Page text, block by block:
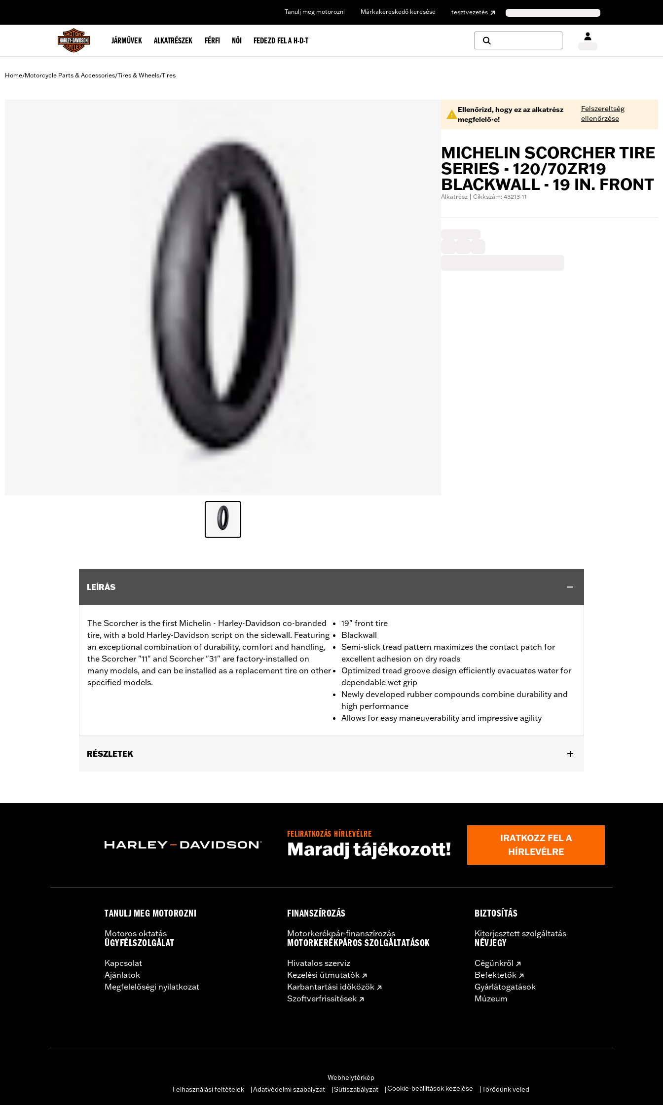
Tanulj meg motorozni Márkakereskedő keresése tesztvezetés
JÁRMŰVEK ALKATRÉSZEK FÉRFI NŐI FEDEZD FEL A H-D-T
Home/Motorcycle Parts & Accessories/Tires & Wheels/Tires
Ellenőrizd, hogy ez az alkatrész
megfelelő-e!
Felszereltség
ellenőrzése
MICHELIN SCORCHER TIRE
SERIES - 120/70ZR19
BLACKWALL - 19 IN. FRONT
Alkatrész | Cikkszám: 43213-11
LEÍRÁS
The Scorcher is the first Michelin - Harley-Davidson co-branded
tire, with a bold Harley-Davidson script on the sidewall. Featuring
an exceptional combination of durability, comfort and handling,
the Scorcher "11" and Scorcher "31" are factory-installed on
many models, and can be installed as a replacement tire on other
specified models.
19" front tire
Blackwall
Semi-slick tread pattern maximizes the contact patch for
excellent adhesion on dry roads
Optimized tread groove design efficiently evacuates water for
dependable wet grip
Newly developed rubber compounds combine durability and
high performance
Allows for easy maneuverability and impressive agility
RÉSZLETEK
Sold In Units:Each
Tire Size:120/70ZR19
FELIRATKOZÁS HÍRLEVÉLRE
Maradj tájékozott!
IRATKOZZ FEL A
HÍRLEVÉLRE
TANULJ MEG MOTOROZNI
Motoros oktatás
ÜGYFÉLSZOLGÁLAT
Kapcsolat
Ajánlatok
Megfelelőségi nyilatkozat
FINANSZÍROZÁS
Motorkerékpár-finanszírozás
MOTORKERÉKPÁROS SZOLGÁLTATÁSOK
Hivatalos szerviz
Kezelési útmutatók
Karbantartási időközök
Szoftverfrissítések
BIZTOSÍTÁS
Kiterjesztett szolgáltatás
NÉVJEGY
Cégünkről
Befektetők
Gyárlátogatások
Múzeum
Webhelytérkép
Felhasználási feltételek
Adatvédelmi szabályzat Sütiszabályzat Cookie-beállítások kezelése Törődünk veled